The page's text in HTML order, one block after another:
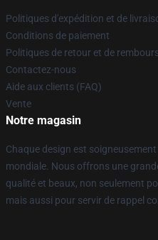
Politiques d'expédition et de
Conditions de paiement
Politiques de retour et de
Contactez-nous
Aide aux clients (FAQ)
Vente
Notre magasin
Chaque design est
mondiale. Nous offrons une
qualité et beaux, non seulement
mais aussi pour servir de rappel